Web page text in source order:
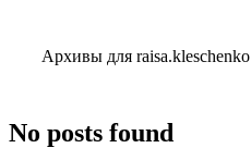
Архивы для raisa.kleschenko
No posts found